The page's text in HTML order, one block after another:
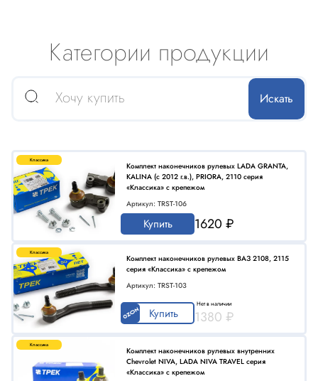
Категории продукции
Классика
Комплект наконечников рулевых LADA GRANTA,
KALINA (с 2012 г.в.), PRIORA, 2110 серия
«Классика» с крепежом
Артикул: TRST-106
Купить 1620 ₽
Классика
Комплект наконечников рулевых ВАЗ 2108, 2115
серия «Классика» с крепежом
Артикул: TRST-103
Купить
Нет в наличии
1380 ₽
Классика
Комплект наконечников рулевых внутренних
Chevrolet NIVA, LADA NIVA TRAVEL серия
«Классика» с крепежом